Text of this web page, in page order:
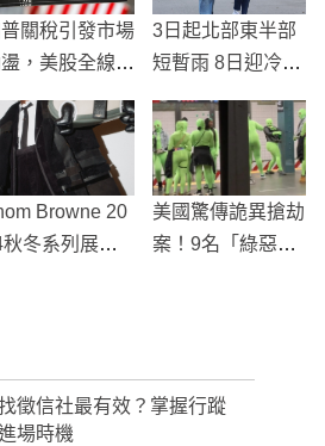
關稅引發市場
，美股全線下
3日起北部東半部
短暫雨 8日迎冷空
Browne 20
秋冬系列展示
美國驚傳詭異搶劫
案！9名「綠惡
徵信社最有效？掌握行蹤
場時機